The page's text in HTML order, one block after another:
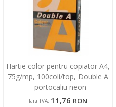
Hartie color pentru copiator A4,
75g/mp, 100coli/top, Double A
- portocaliu neon
fara TVA: 11,76 RON